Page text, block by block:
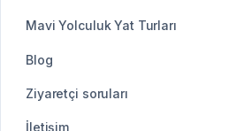
Mavi Yolculuk Yat Turları
Blog
Ziyaretçi soruları
İletişim